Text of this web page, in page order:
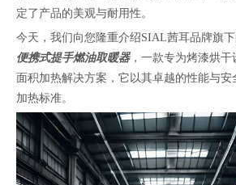
定了产品的美观与耐用性。
今天，我们向您隆重介绍SIAL茜耳品牌旗
便携式提手燃油取暖器，一款专为烤漆烘干
面积加热解决方案，它以其卓越的性能与
加热标准。